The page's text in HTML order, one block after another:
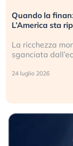
Quando la
L’America sta
La ricchezza
sganciata
24 luglio 2026